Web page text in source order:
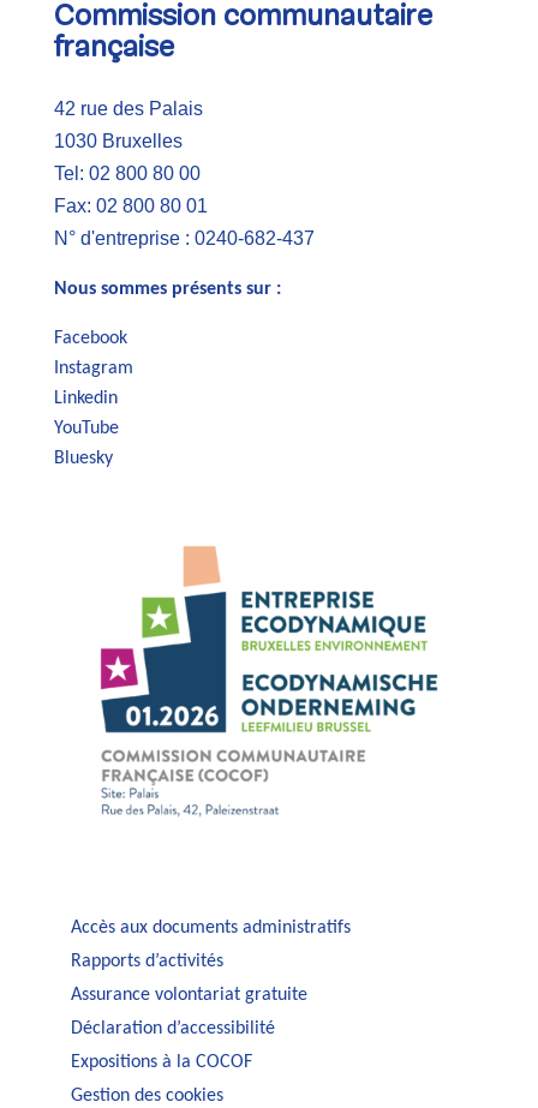
Commission communautaire
française
42 rue des Palais
1030 Bruxelles
Tel: 02 800 80 00
Fax: 02 800 80 01
N° d'entreprise : 0240-682-437
Nous sommes présents sur :
Facebook
Instagram
Linkedin
YouTube
Bluesky
Accès aux documents administratifs
Rapports d’activités
Assurance volontariat gratuite
Déclaration d’accessibilité
Expositions à la COCOF
Gestion des cookies